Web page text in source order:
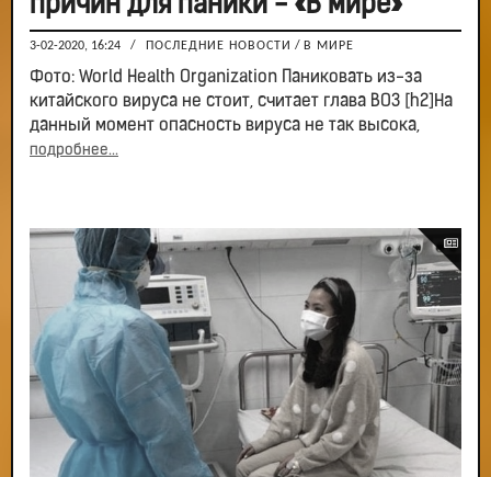
причин для паники - «В мире»
3-02-2020, 16:24 / ПОСЛЕДНИЕ НОВОСТИ / В МИРЕ
Фото: World Health Organization Паниковать из-за
китайского вируса не стоит, считает глава ВОЗ [h2]На
данный момент опасность вируса не так высока,
подробнее...